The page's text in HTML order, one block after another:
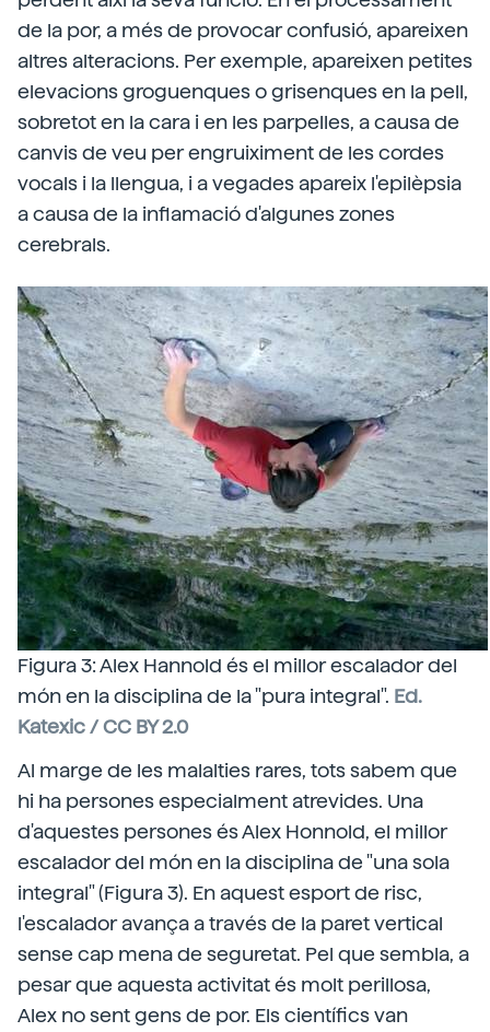
de la por, a més de provocar confusió, apareixen
altres alteracions. Per exemple, apareixen petites
elevacions groguenques o grisenques en la pell,
sobretot en la cara i en les parpelles, a causa de
canvis de veu per engruiximent de les cordes
vocals i la llengua, i a vegades apareix l'epilèpsia
a causa de la inflamació d'algunes zones
cerebrals.
Figura 3: Alex Hannold és el millor escalador del
món en la disciplina de la "pura integral". Ed.
Katexic / CC BY 2.0
Al marge de les malalties rares, tots sabem que
hi ha persones especialment atrevides. Una
d'aquestes persones és Alex Honnold, el millor
escalador del món en la disciplina de "una sola
integral" (Figura 3). En aquest esport de risc,
l'escalador avança a través de la paret vertical
sense cap mena de seguretat. Pel que sembla, a
pesar que aquesta activitat és molt perillosa,
Alex no sent gens de por. Els científics van